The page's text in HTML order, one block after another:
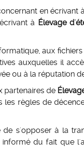
en écrivant
à Élevage
aux
auxquelles il
ou à la réputation
partenaires de
règles de
s'opposer à la
du fait que